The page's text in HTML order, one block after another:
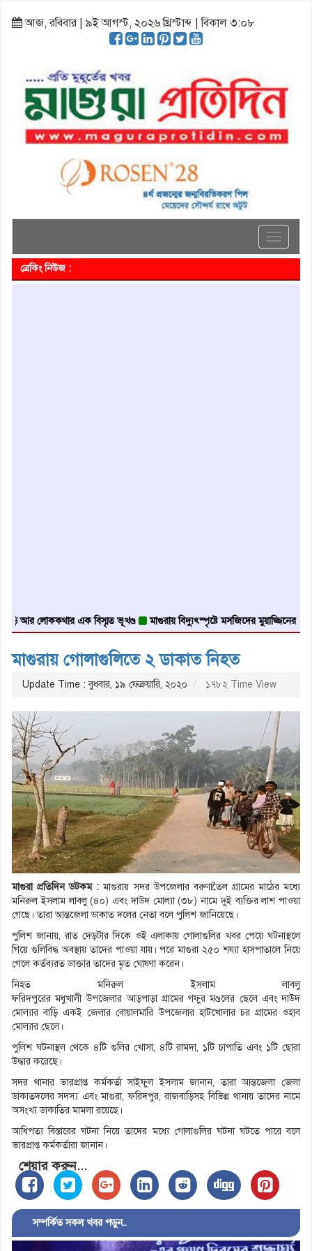
আজ, রবিবার | ৯ই আগস্ট, ২০২৬ খ্রিস্টাব্দ | বিকাল ৩:০৮
Toggle
ব্রেকিং নিউজ :
লোককথার এক বিস্মৃত ভূখণ্ড মাগুরায় বিদ্যুৎস্পৃষ্টে মসজিদের মুয়াজ্জিনের মৃত্যু
মাগুরায় গোলাগুলিতে ২ ডাকাত নিহত
Update Time : বুধবার, ১৯ ফেব্রুয়ারি, ২০২০ ১৭৮২ Time View
মাগুরা প্রতিদিন ডটকম : মাগুরায় সদর উপজেলার বরুণাতৈল গ্রামের মাঠের মধ্যে
মনিরুল ইসলাম লাবলু (৪০) এবং দাউদ মোল্যা (৩৮) নামে দুই ব্যক্তির লাশ পাওয়া
গেছে। তারা আন্তজেলা ডাকাত দলের নেতা বলে পুলিশ জানিয়েছে।
পুলিশ জানায়, রাত দেড়টার দিকে ওই এলাকায় গোলাগুলির খবর পেয়ে ঘটনাস্থলে
গিয়ে গুলিবিদ্ধ অবস্থায় তাদের পাওয়া যায়। পরে মাগুরা ২৫০ শয্যা হাসপাতালে নিয়ে
গেলে কর্তব্যরত ডাক্তার তাদের মৃত ঘোষণা করেন।
নিহত মনিরুল ইসলাম লাবলু
ফরিদপুরের মধুখালী উপজেলার আড়পাড়া গ্রামের গফুর মণ্ডলের ছেলে এবং দাউদ
মোল্যার বাড়ি একই জেলার বোয়ালমারি উপজেলার হাটখোলার চর গ্রামের ওহাব
মোল্যার ছেলে।
পুলিশ ঘটনাস্থল থেকে ৪টি গুলির খোসা, ৪টি রামদা, ১টি চাপাতি এবং ১টি ছোরা
উদ্ধার করেছে।
সদর থানার ভারপ্রাপ্ত কর্মকর্তা সাইফুল ইসলাম জানান, তারা আন্তজেলা জেলা
ডাকাতদলের সদস্য এবং মাগুরা, ফরিদপুর, রাজবাড়িসহ বিভিন্ন থানায় তাদের নামে
অসংখ্য ডাকাতির মামলা রয়েছে।
আধিপত্য বিস্তারের ঘটনা নিয়ে তাদের মধ্যে গোলাগুলির ঘটনা ঘটতে পারে বলে
ভারপ্রাপ্ত কর্মকর্তারা জানান।
শেয়ার করুন...
সম্পর্কিত সকল খবর পড়ুন..